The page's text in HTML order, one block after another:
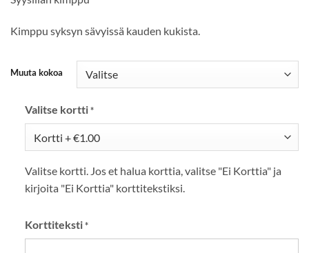
Kimppu syksyn sävyissä kauden kukista.
Muuta kokoa
Valitse kortti*
Valitse kortti. Jos et halua korttia, valitse "Ei Korttia" ja
kirjoita "Ei Korttia" korttitekstiksi.
Korttiteksti*